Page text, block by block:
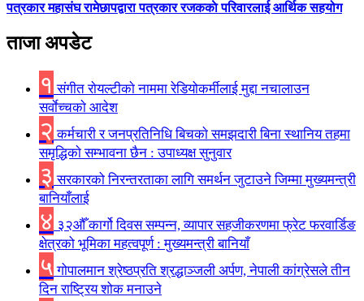
पत्रकार महासंघ रामेछापद्वारा पत्रकार रजककाे परिवारलाई आर्थिक सहयोग
ताजा अपडेट
१ संगीत राेयल्टीकाे नाममा रेडियोकर्मीलाई मुद्दा नचालाउन
सर्वाेच्चकाे आदेश
२ कर्मचारी र जनप्रतिनिधि बिचकाे समझदारी बिना स्थानिय तहमा
समृद्धिकाे सम्भावना छैन : उपाध्यक्ष सुनुवार
३ सरकारको निरन्तरताका लागि समर्थन जुटाउने जिम्मा मुख्यमन्त्री
बानियाँलाई
४ ३२औँ कार्गो दिवस सम्पन्न, व्यापार सहजीकरणमा फ्रेट फरवार्डिङ
क्षेत्रको भूमिका महत्वपूर्ण : मुख्यमन्त्री बानियाँ
५ गोपालमान श्रेष्ठप्रति श्रद्धाञ्जली अर्पण, नेपाली कांग्रेसले तीन
दिन राष्ट्रिय शोक मनाउने